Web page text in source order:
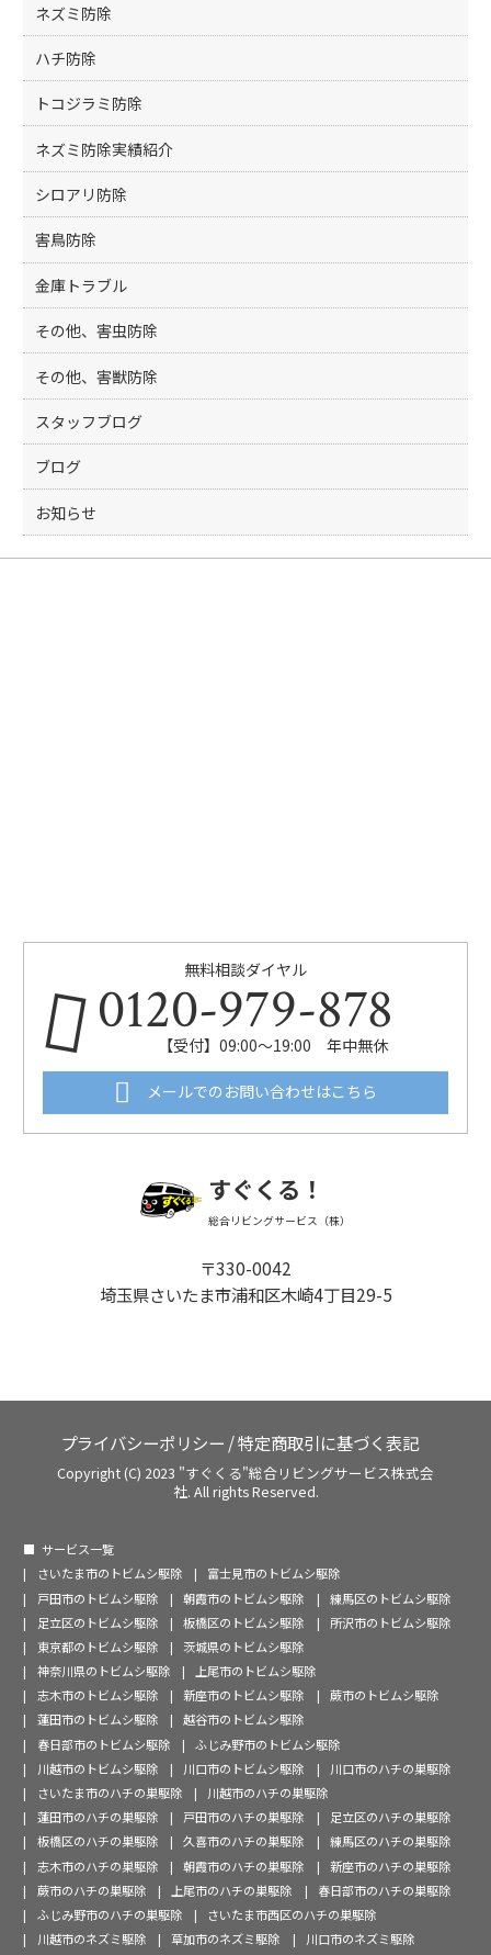
ネズミ防除
ハチ防除
トコジラミ防除
ネズミ防除実績紹介
シロアリ防除
害鳥防除
金庫トラブル
その他、害虫防除
その他、害獣防除
スタッフブログ
ブログ
お知らせ
無料相談ダイヤル
0120-979-878
【受付】09:00～19:00 年中無休
メールでのお問い合わせはこちら
すぐくる！
総合リビングサービス（株）
〒330-0042
埼玉県さいたま市浦和区木崎4丁目29-5
プライバシーポリシー /特定商取引に基づく表記
Copyright (C) 2023 "すぐくる"総合リビングサービス株式会
社. All rights Reserved.
サービス一覧
さいたま市のトビムシ駆除
富士見市のトビムシ駆除
戸田市のトビムシ駆除
朝霞市のトビムシ駆除
練馬区のトビムシ駆除
足立区のトビムシ駆除
板橋区のトビムシ駆除
所沢市のトビムシ駆除
東京都のトビムシ駆除
茨城県のトビムシ駆除
神奈川県のトビムシ駆除
上尾市のトビムシ駆除
志木市のトビムシ駆除
新座市のトビムシ駆除
蕨市のトビムシ駆除
蓮田市のトビムシ駆除
越谷市のトビムシ駆除
春日部市のトビムシ駆除
ふじみ野市のトビムシ駆除
川越市のトビムシ駆除
川口市のトビムシ駆除
川口市のハチの巣駆除
さいたま市のハチの巣駆除
川越市のハチの巣駆除
蓮田市のハチの巣駆除
戸田市のハチの巣駆除
足立区のハチの巣駆除
板橋区のハチの巣駆除
久喜市のハチの巣駆除
練馬区のハチの巣駆除
志木市のハチの巣駆除
朝霞市のハチの巣駆除
新座市のハチの巣駆除
蕨市のハチの巣駆除
上尾市のハチの巣駆除
春日部市のハチの巣駆除
ふじみ野市のハチの巣駆除
さいたま市西区のハチの巣駆除
川越市のネズミ駆除
草加市のネズミ駆除
川口市のネズミ駆除